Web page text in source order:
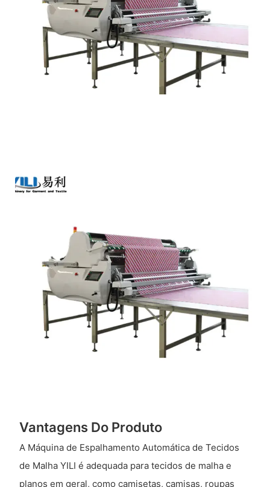
Vantagens Do Produto
A Máquina de Espalhamento Automática de Tecidos
de Malha YILI é adequada para tecidos de malha e
planos em geral, como camisetas, camisas, roupas